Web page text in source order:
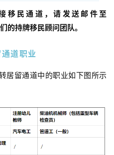
移民通道，请发送邮件至
的持牌移民顾问团队。
道职业
居留通道中的职业如下图所示